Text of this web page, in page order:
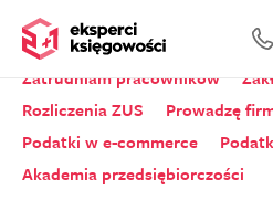
Wszystkie kategorie
Zeznania
Zatrudniam pracowników
Rozliczenia ZUS
Prowadzę
Podatki w e-commerce
Akademia przedsiębiorczości